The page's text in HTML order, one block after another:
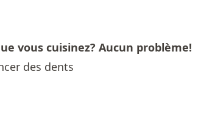
vous cuisinez? Aucun problème!